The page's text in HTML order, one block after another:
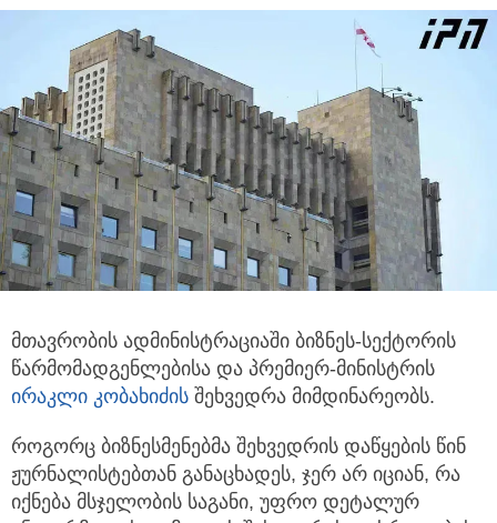
მთავრობის ადმინისტრაციაში ბიზნეს-სექტორის
წარმომადგენლებისა და პრემიერ-მინისტრის
ირაკლი კობახიძის შეხვედრა მიმდინარეობს.
როგორც ბიზნესმენებმა შეხვედრის დაწყების წინ
ჟურნალისტებთან განაცხადეს, ჯერ არ იციან, რა
იქნება მსჯელობის საგანი, უფრო დეტალურ